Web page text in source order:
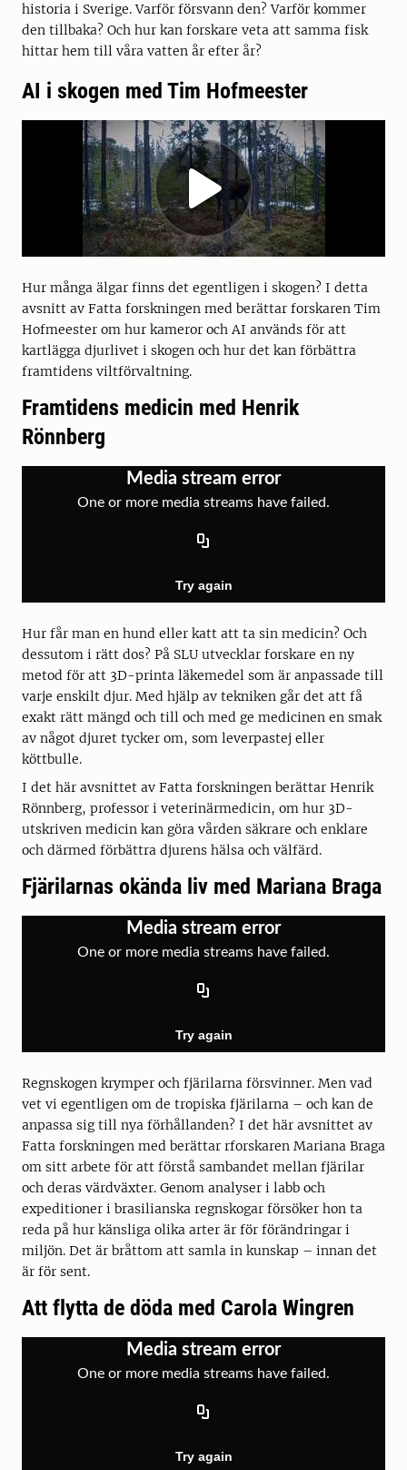
historia i Sverige. Varför försvann den? Varför kommer
den tillbaka? Och hur kan forskare veta att samma fisk
hittar hem till våra vatten år efter år?
AI i skogen med Tim Hofmeester
Hur många älgar finns det egentligen i skogen? I detta
avsnitt av Fatta forskningen med berättar forskaren Tim
Hofmeester om hur kameror och AI används för att
kartlägga djurlivet i skogen och hur det kan förbättra
framtidens viltförvaltning.
Framtidens medicin med Henrik
Rönnberg
Hur får man en hund eller katt att ta sin medicin? Och
dessutom i rätt dos? På SLU utvecklar forskare en ny
metod för att 3D-printa läkemedel som är anpassade till
varje enskilt djur. Med hjälp av tekniken går det att få
exakt rätt mängd och till och med ge medicinen en smak
av något djuret tycker om, som leverpastej eller
köttbulle.
I det här avsnittet av Fatta forskningen berättar Henrik
Rönnberg, professor i veterinärmedicin, om hur 3D-
utskriven medicin kan göra vården säkrare och enklare
och därmed förbättra djurens hälsa och välfärd.
Fjärilarnas okända liv med Mariana Braga
Regnskogen krymper och fjärilarna försvinner. Men vad
vet vi egentligen om de tropiska fjärilarna – och kan de
anpassa sig till nya förhållanden? I det här avsnittet av
Fatta forskningen med berättar rforskaren Mariana Braga
om sitt arbete för att förstå sambandet mellan fjärilar
och deras värdväxter. Genom analyser i labb och
expeditioner i brasilianska regnskogar försöker hon ta
reda på hur känsliga olika arter är för förändringar i
miljön. Det är bråttom att samla in kunskap – innan det
är för sent.
Att flytta de döda med Carola Wingren